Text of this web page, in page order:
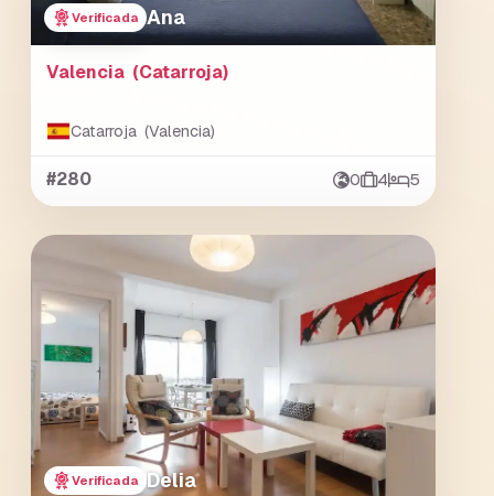
Verificada Ana
Valencia (Catarroja)
Catarroja (Valencia)
#280 0 4 5
Verificada Delia